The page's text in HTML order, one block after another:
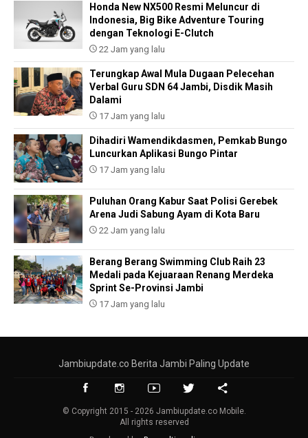
Honda New NX500 Resmi Meluncur di
Indonesia, Big Bike Adventure Touring
dengan Teknologi E-Clutch
22 Jam yang lalu
Terungkap Awal Mula Dugaan Pelecehan
Verbal Guru SDN 64 Jambi, Disdik Masih
Dalami
17 Jam yang lalu
Dihadiri Wamendikdasmen, Pemkab Bungo
Luncurkan Aplikasi Bungo Pintar
17 Jam yang lalu
Puluhan Orang Kabur Saat Polisi Gerebek
Arena Judi Sabung Ayam di Kota Baru
22 Jam yang lalu
Berang Berang Swimming Club Raih 23
Medali pada Kejuaraan Renang Merdeka
Sprint Se-Provinsi Jambi
17 Jam yang lalu
Jambiupdate.co Berita Jambi Paling Update
© Copyright 2015 - 2026 Jambiupdate.co Mobile.
All rights reserved